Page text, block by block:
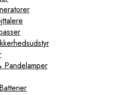
Pandelamper